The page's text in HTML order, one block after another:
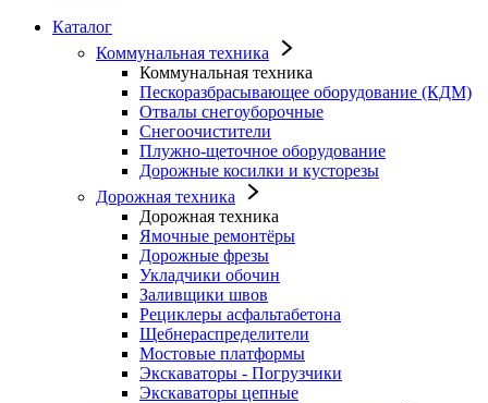
Каталог
Коммунальная техника
Коммунальная техника
Пескоразбрасывающее оборудование (КДМ)
Отвалы снегоуборочные
Снегоочистители
Плужно-щеточное оборудование
Дорожные косилки и кусторезы
Дорожная техника
Дорожная техника
Ямочные ремонтёры
Дорожные фрезы
Укладчики обочин
Заливщики швов
Рециклеры асфальтабетона
Щебнераспределители
Мостовые платформы
Экскаваторы - Погрузчики
Экскаваторы цепные